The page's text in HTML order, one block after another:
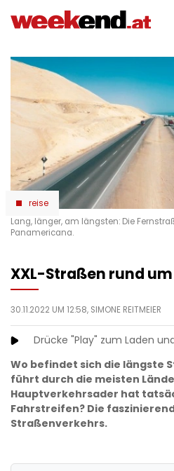
zum
reise
Lang, länger, am längsten: Die
Panamericana.
XXL-Straßen rund
30.11.2022 UM 12:58, SIMONE REITMEIER
Drücke "Play" zum Laden
Wo befindet sich die längste
führt durch die meisten
Hauptverkehrsader hat
Fahrstreifen? Die
Straßenverkehrs.